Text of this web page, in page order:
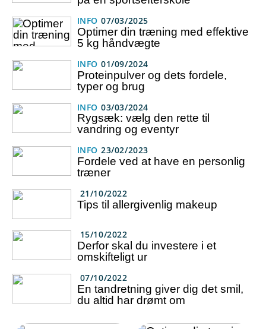
INFO 07/03/2025
Optimer din træning med effektive
5 kg håndvægte
INFO 01/09/2024
Proteinpulver og dets fordele,
typer og brug
INFO 03/03/2024
Rygsæk: vælg den rette til
vandring og eventyr
INFO 23/02/2023
Fordele ved at have en personlig
træner
21/10/2022
Tips til allergivenlig makeup
15/10/2022
Derfor skal du investere i et
omskifteligt ur
07/10/2022
En tandretning giver dig det smil,
du altid har drømt om